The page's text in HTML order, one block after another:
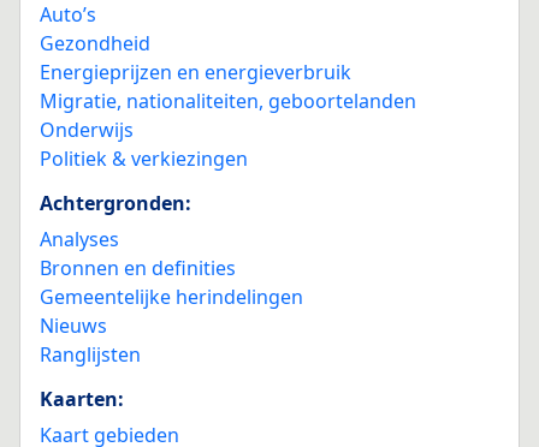
Auto’s
Gezondheid
Energieprijzen en energieverbruik
Migratie, nationaliteiten, geboortelanden
Onderwijs
Politiek & verkiezingen
Achtergronden:
Analyses
Bronnen en definities
Gemeentelijke herindelingen
Nieuws
Ranglijsten
Kaarten:
Kaart gebieden